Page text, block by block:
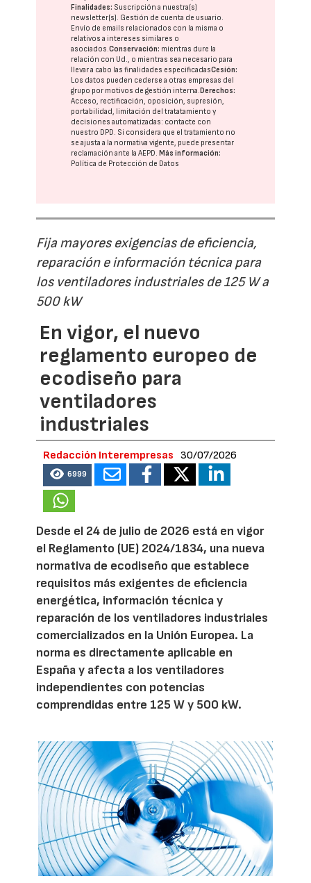
Finalidades: Suscripción a nuestra(s)
newsletter(s). Gestión de cuenta de usuario.
Envío de emails relacionados con la misma o
relativos a intereses similares o
asociados.Conservación: mientras dure la
relación con Ud., o mientras sea necesario para
llevar a cabo las finalidades especificadasCesión:
Los datos pueden cederse a otras empresas del
grupo por motivos de gestión interna.Derechos:
Acceso, rectificación, oposición, supresión,
portabilidad, limitación del tratatamiento y
decisiones automatizadas: contacte con
nuestro DPD. Si considera que el tratamiento no
se ajusta a la normativa vigente, puede presentar
reclamación ante laAEPD.Más información:
Política de Protección de Datos
Fija mayores exigencias de eficiencia,
reparación e información técnica para
los ventiladores industriales de 125 W a
500 kW
En vigor, el nuevo
reglamento europeo de
ecodiseño para
ventiladores
industriales
Redacción Interempresas 30/07/2026
6999
Desde el 24 de julio de 2026 está en vigor
el Reglamento (UE) 2024/1834, una nueva
normativa de ecodiseño que establece
requisitos más exigentes de eficiencia
energética, información técnica y
reparación de los ventiladores industriales
comercializados en la Unión Europea. La
norma es directamente aplicable en
España y afecta a los ventiladores
independientes con potencias
comprendidas entre 125 W y 500 kW.